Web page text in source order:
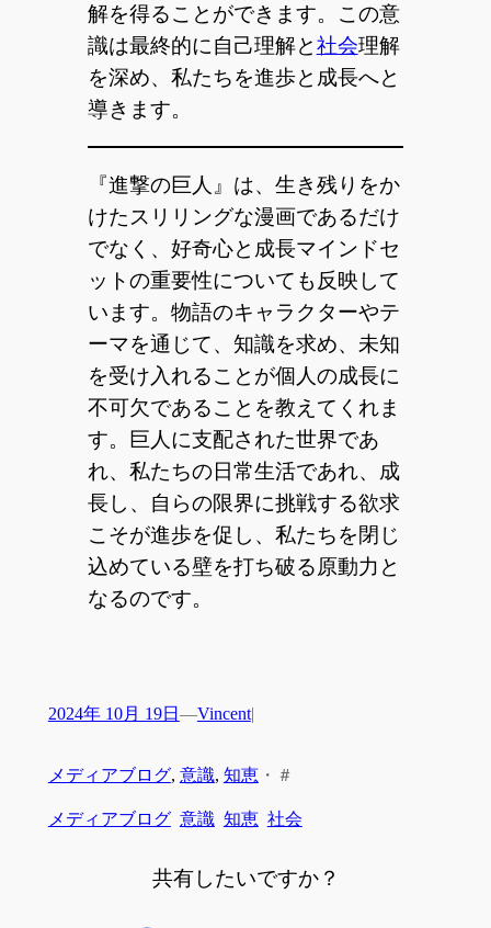
解を得ることができます。この意
識は最終的に自己理解と社会理解
を深め、私たちを進歩と成長へと
導きます。
『進撃の巨人』は、生き残りをか
けたスリリングな漫画であるだけ
でなく、好奇心と成長マインドセ
ットの重要性についても反映して
います。物語のキャラクターやテ
ーマを通じて、知識を求め、未知
を受け入れることが個人の成長に
不可欠であることを教えてくれま
す。巨人に支配された世界であ
れ、私たちの日常生活であれ、成
長し、自らの限界に挑戦する欲求
こそが進歩を促し、私たちを閉じ
込めている壁を打ち破る原動力と
なるのです。
2024年 10月 19日 —Vincent|
メディアブログ, 意識, 知恵・ ＃
メディアブログ 意識 知恵 社会
共有したいですか？